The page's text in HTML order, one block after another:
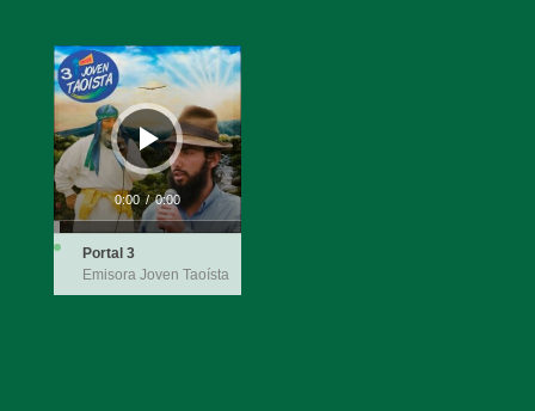
Reproductor
de
audio
0:00 / 0:00
Portal 3
Emisora Joven Taoísta